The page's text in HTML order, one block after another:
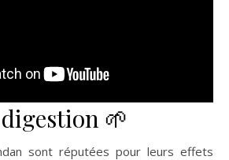
🌱
sont réputées pour leurs effets